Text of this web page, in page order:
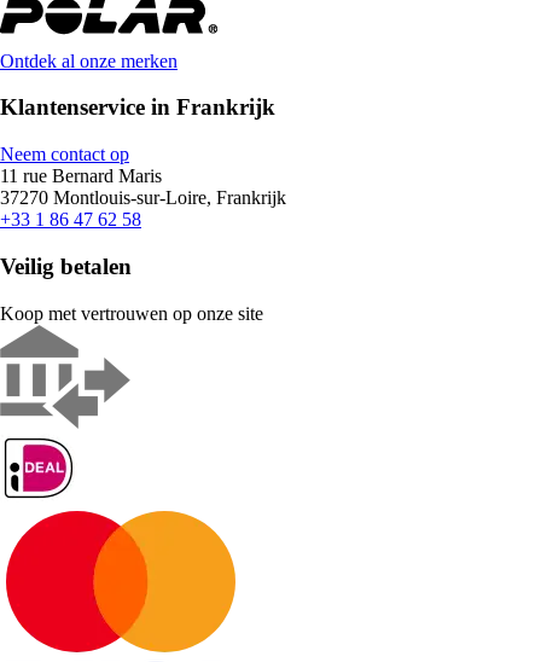
Ontdek al onze merken
Klantenservice in Frankrijk
Neem contact op
11 rue Bernard Maris
37270 Montlouis-sur-Loire, Frankrijk
+33 1 86 47 62 58
Veilig betalen
Koop met vertrouwen op onze site